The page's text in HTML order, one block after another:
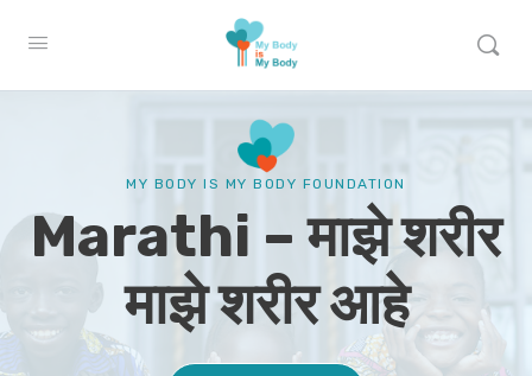
MY BODY IS MY BODY FOUNDATION
Marathi – माझे शरीर
माझे शरीर आहे